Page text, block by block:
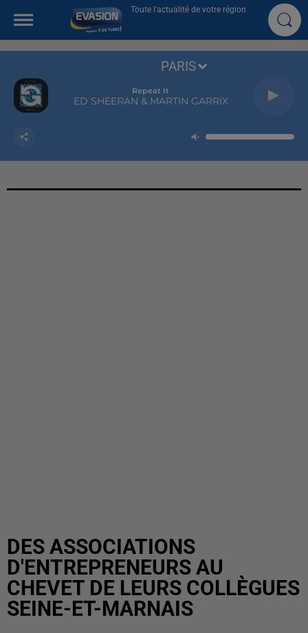
Toute l'actualité de votre région
Repeat It
ED SHEERAN & MARTIN GARRIX
PARIS
DES ASSOCIATIONS
D'ENTREPRENEURS AU
CHEVET DE LEURS COLLÈGUES
SEINE-ET-MARNAIS